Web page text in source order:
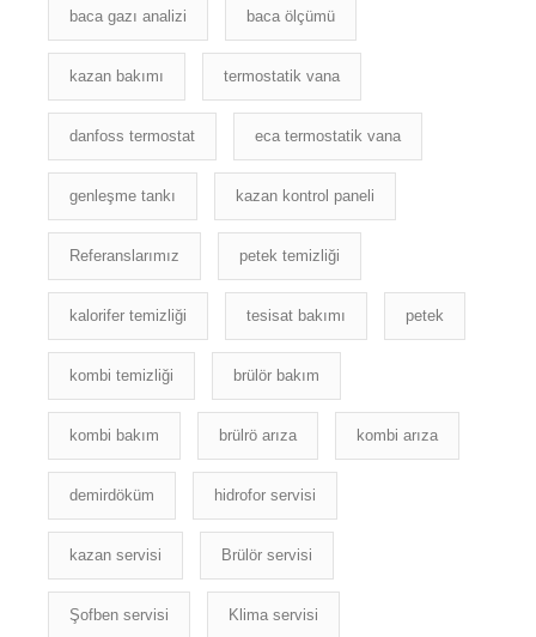
baca gazı analizi baca ölçümü
kazan bakımı termostatik vana
danfoss termostat eca termostatik vana
genleşme tankı kazan kontrol paneli
Referanslarımız petek temizliği
kalorifer temizliği tesisat bakımı petek
kombi temizliği brülör bakım
kombi bakım brülrö arıza kombi arıza
demirdöküm hidrofor servisi
kazan servisi Brülör servisi
Şofben servisi Klima servisi